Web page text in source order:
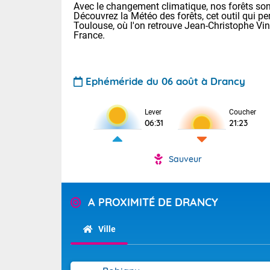
Pour la
Tendance
Avec le changement climatique, nos forêts
Découvrez la Météo des forêts, cet outil qui
Toulouse, où l'on retrouve Jean-Christophe
France.
Ephéméride du 06 août à Drancy
Lever
06:31
Coucher
21:23
Sauveur
A PROXIMITÉ DE DRANCY
Ville
Voici les
Lyon : 33
25 Nancy :
(84). Sur le
Sur les